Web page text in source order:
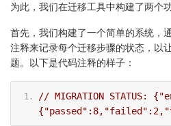
为此，我们在迁移工具中构建了两个功
首先，我们构建了一个简单的系统，
注释来记录每个迁移步骤的状态，以
题。以下是代码注释的样子：
// MIGRATION STATUS: